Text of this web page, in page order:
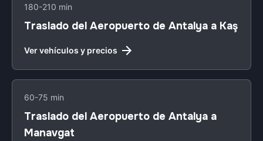
180-210 min
Traslado del Aeropuerto de Antalya a Kaş
Ver vehículos y precios
60-75 min
Traslado del Aeropuerto de Antalya a
Manavgat